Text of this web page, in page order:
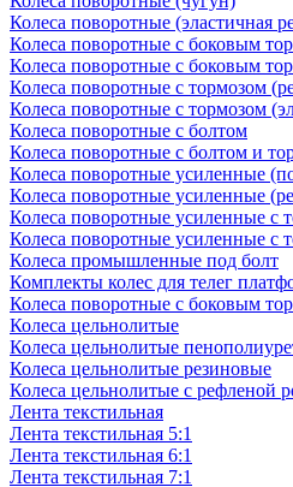
Колеса поворотные (эластичная
Колеса поворотные c боковым
Колеса поворотные c боковым
Колеса поворотные c тормозом
Колеса поворотные c тормозом
Колеса поворотные с болтом
Колеса поворотные с болтом и
Колеса поворотные усиленные
Колеса поворотные усиленные
Колеса поворотные усиленные с
Колеса поворотные усиленные с
Колеса промышленные под болт
Комплекты колес для телег
Колеса поворотные c боковым
Колеса цельнолитые
Колеса цельнолитые
Колеса цельнолитые резиновые
Колеса цельнолитые с рефленой
Лента текстильная
Лента текстильная 5:1
Лента текстильная 6:1
Лента текстильная 7:1